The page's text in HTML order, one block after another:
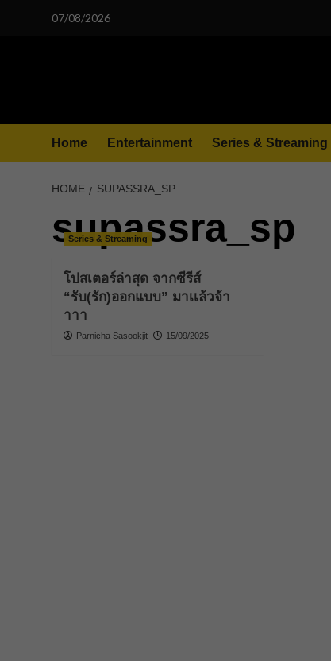
07/08/2026
Home Entertainment Series & Streaming
HOME SUPASSRA_SP
supassra_sp
Series & Streaming
โปสเตอร์ล่าสุด จากซีรีส์
“รับ(รัก)ออกแบบ” มาเเล้วจ้า
าาา
Parnicha Sasookjit 15/09/2025